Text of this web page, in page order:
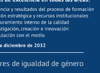
os
interna
de igualdad de género